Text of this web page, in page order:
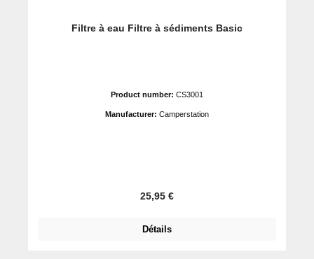
Filtre à eau Filtre à sédiments Basic
Product number: CS3001
Manufacturer: Camperstation
Prix régulier :
25,95 €
Détails